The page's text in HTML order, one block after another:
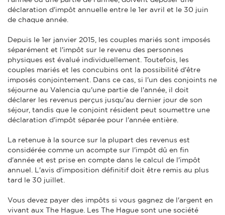
déclaration d'impôt annuelle entre le 1er avril et le 30 juin
de chaque année.
Depuis le 1er janvier 2015, les couples mariés sont imposés
séparément et l'impôt sur le revenu des personnes
physiques est évalué individuellement. Toutefois, les
couples mariés et les concubins ont la possibilité d'être
imposés conjointement. Dans ce cas, si l'un des conjoints ne
séjourne au Valencia qu'une partie de l'année, il doit
déclarer les revenus perçus jusqu'au dernier jour de son
séjour, tandis que le conjoint résident peut soumettre une
déclaration d'impôt séparée pour l'année entière.
La retenue à la source sur la plupart des revenus est
considérée comme un acompte sur l'impôt dû en fin
d'année et est prise en compte dans le calcul de l'impôt
annuel. L'avis d'imposition définitif doit être remis au plus
tard le 30 juillet.
Vous devez payer des impôts si vous gagnez de l'argent en
vivant aux The Hague. Les The Hague sont une société